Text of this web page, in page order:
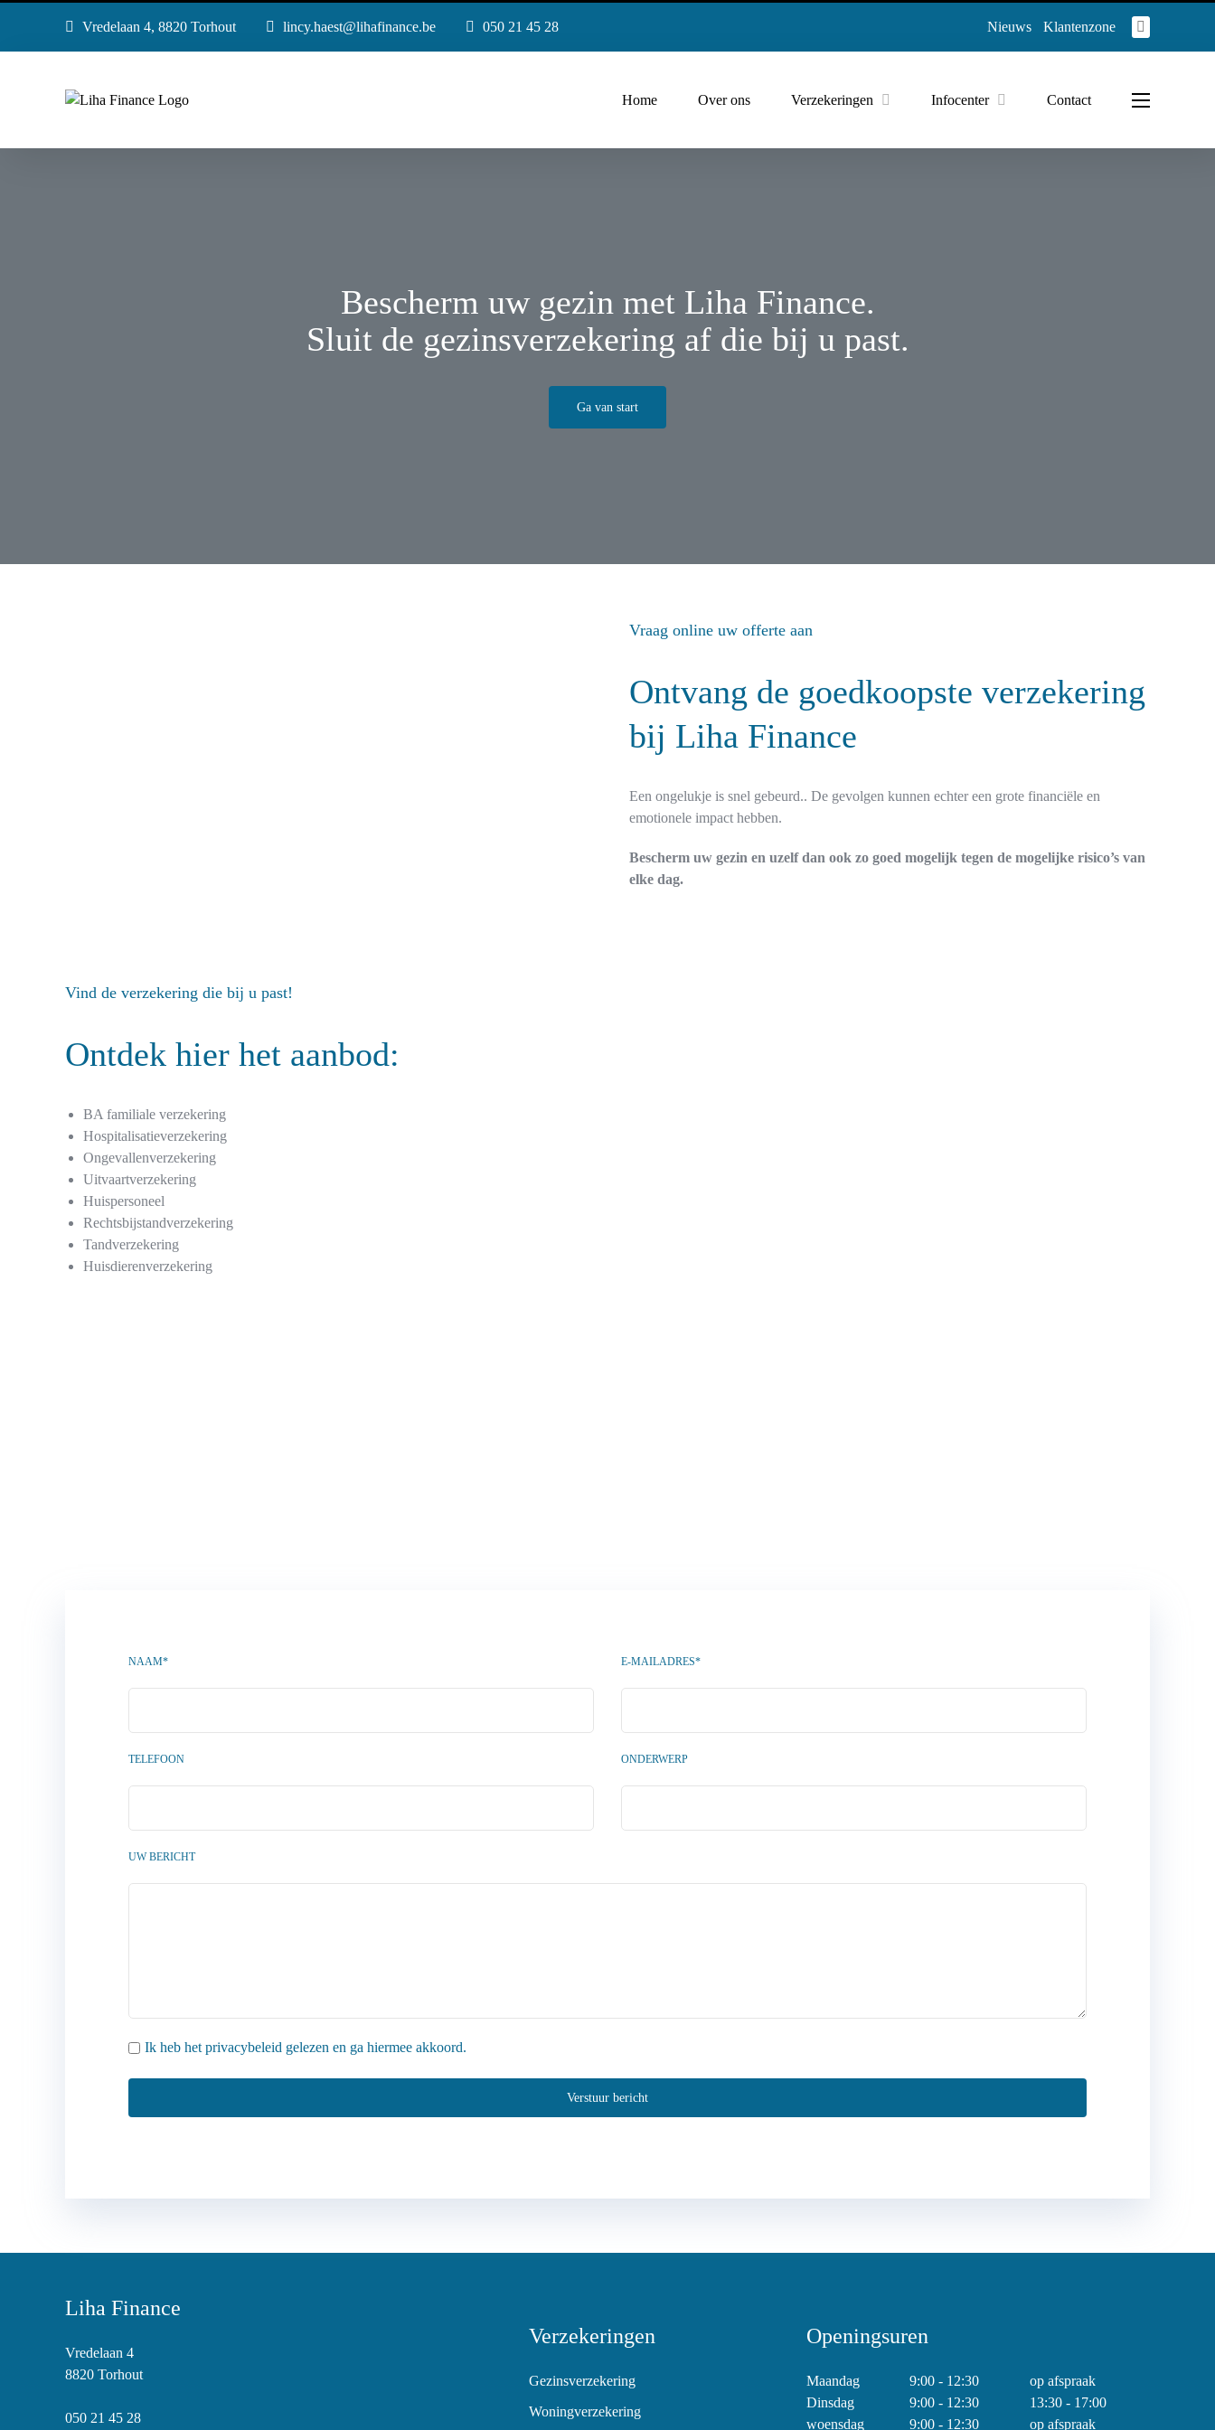
content
Vredelaan 4, 8820 Torhout lincy.haest@lihafinance.be 050 21 45 28 Nieuws Klantenzone
Home Over ons Verzekeringen Infocenter Contact
Bescherm uw gezin met Liha Finance.
Sluit de gezinsverzekering af die bij u past.
Ga van start
Vraag online uw offerte aan
Ontvang de goedkoopste verzekering
bij Liha Finance
Een ongelukje is snel gebeurd.. De gevolgen kunnen echter een grote financiële en
emotionele impact hebben.
Bescherm uw gezin en uzelf dan ook zo goed mogelijk tegen de mogelijke risico’s van
elke dag.
Vind de verzekering die bij u past!
Ontdek hier het aanbod:
BA familiale verzekering
Hospitalisatieverzekering
Ongevallenverzekering
Uitvaartverzekering
Huispersoneel
Rechtsbijstandverzekering
Tandverzekering
Huisdierenverzekering
NAAM* E-MAILADRES*
TELEFOON ONDERWERP
UW BERICHT
Ik heb het privacybeleid gelezen en ga hiermee akkoord.
Verstuur bericht
Liha Finance
Vredelaan 4
8820 Torhout
050 21 45 28
Verzekeringen
Gezinsverzekering
Woningverzekering
Openingsuren
Maandag 9:00 - 12:30
op afspraak
Dinsdag
9:00 - 12:30
13:30 - 17:00
woensdag
9:00 - 12:30
op afspraak